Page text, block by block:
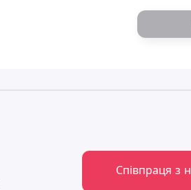
Співпраця з